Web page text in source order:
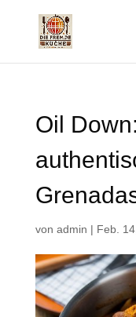
Oil
von admin | Feb.